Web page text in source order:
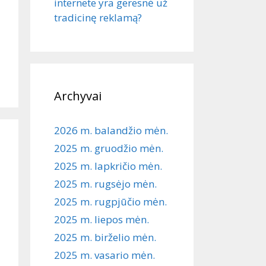
tradicinę reklamą?
Archyvai
2026 m. balandžio mėn.
2025 m. gruodžio mėn.
2025 m. lapkričio mėn.
2025 m. rugsėjo mėn.
2025 m. rugpjūčio mėn.
2025 m. liepos mėn.
2025 m. birželio mėn.
2025 m. vasario mėn.